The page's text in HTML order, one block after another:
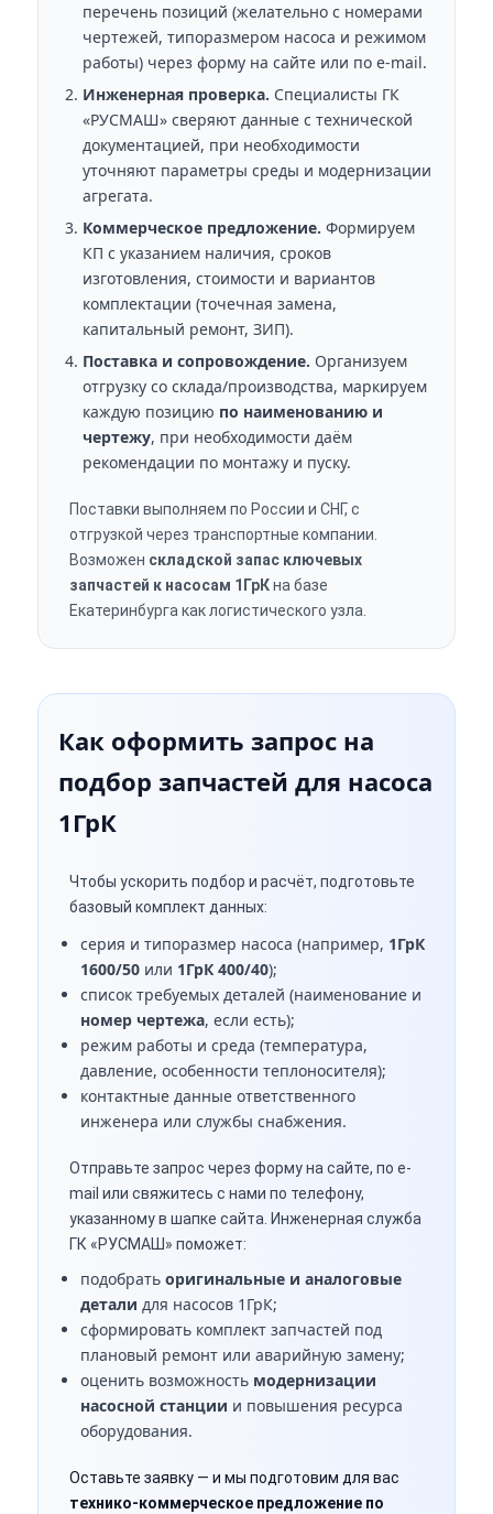
перечень позиций (желательно с номерами
чертежей, типоразмером насоса и режимом
работы) через форму на сайте или по e-mail.
Инженерная проверка. Специалисты ГК
«РУСМАШ» сверяют данные с технической
документацией, при необходимости
уточняют параметры среды и модернизации
агрегата.
Коммерческое предложение. Формируем
КП с указанием наличия, сроков
изготовления, стоимости и вариантов
комплектации (точечная замена,
капитальный ремонт, ЗИП).
Поставка и сопровождение. Организуем
отгрузку со склада/производства, маркируем
каждую позицию по наименованию и
чертежу, при необходимости даём
рекомендации по монтажу и пуску.
Поставки выполняем по России и СНГ, с
отгрузкой через транспортные компании.
Возможен складской запас ключевых
запчастей к насосам 1ГрКна базе
Екатеринбурга как логистического узла.
Как оформить запрос на
подбор запчастей для насоса
1ГрК
Чтобы ускорить подбор и расчёт, подготовьте
базовый комплект данных:
серия и типоразмер насоса (например, 1ГрК
1600/50 или 1ГрК 400/40);
список требуемых деталей (наименование и
номер чертежа, если есть);
режим работы и среда (температура,
давление, особенности теплоносителя);
контактные данные ответственного
инженера или службы снабжения.
Отправьте запрос через форму на сайте, по e-
mail или свяжитесь с нами по телефону,
указанному в шапке сайта. Инженерная служба
ГК «РУСМАШ» поможет:
подобрать оригинальные и аналоговые
детали для насосов 1ГрК;
сформировать комплект запчастей под
плановый ремонт или аварийную замену;
оценить возможность модернизации
насосной станции и повышения ресурса
оборудования.
Оставьте заявку — и мы подготовим для вас
технико-коммерческое предложение по